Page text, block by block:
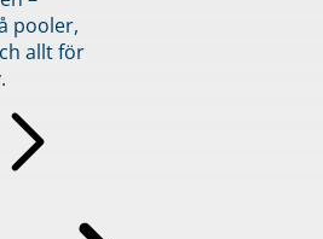
pooler,
allt för